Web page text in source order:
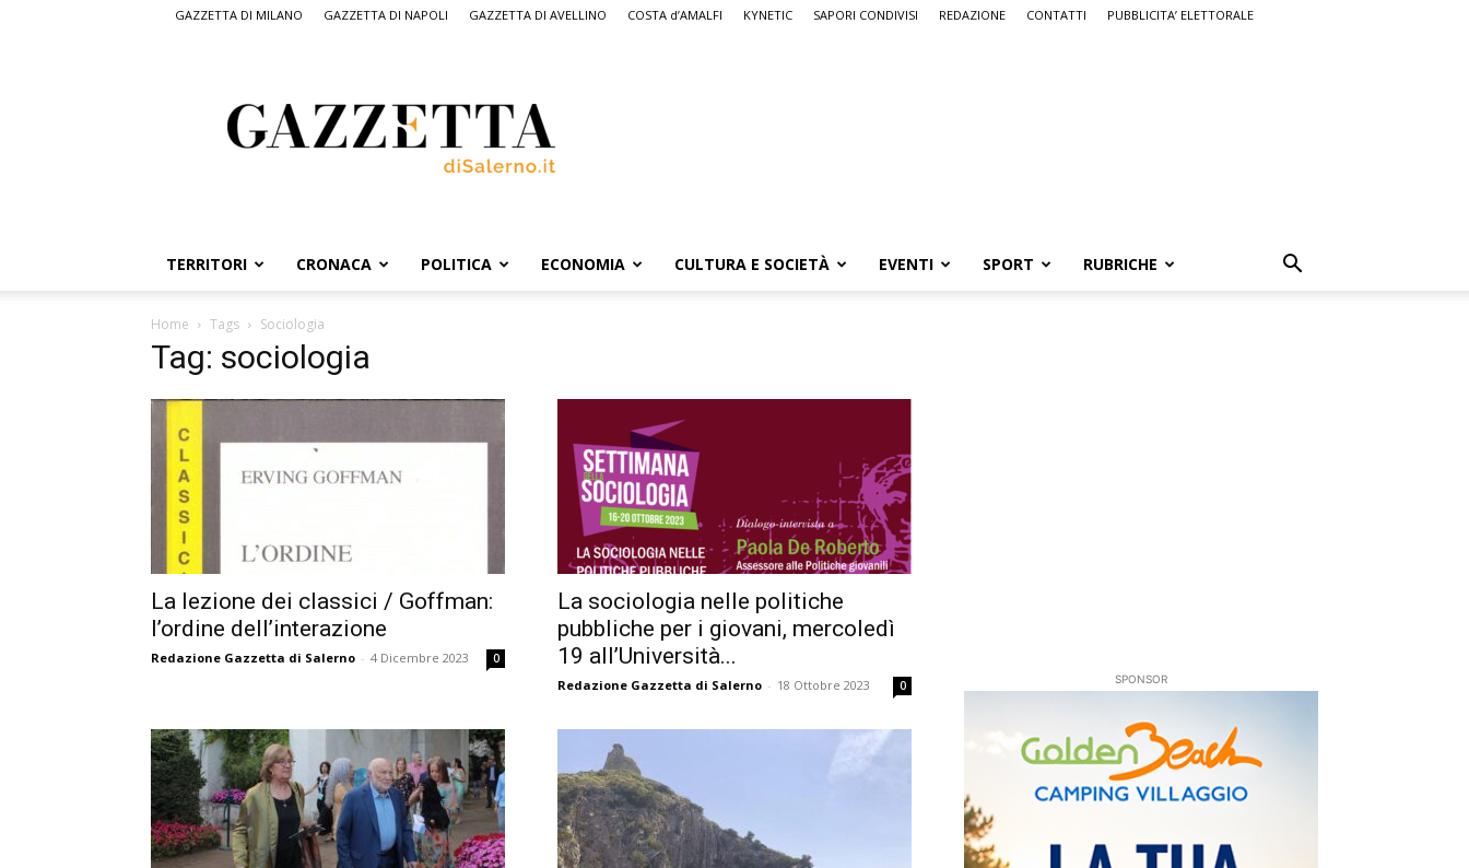
GAZZETTA DI MILANO GAZZETTA DI NAPOLI GAZZETTA DI AVELLINO COSTA d’AMALFI KYNETIC SAPORI CONDIVISI REDAZIONE CONTATTI PUBBLICITA’ ELETTORALE
Salerno,
il
quotidiano
Salerno
TERRITORI CRONACA POLITICA ECONOMIA CULTURA E SOCIETÀ EVENTI SPORT RUBRICHE
Home Tags Sociologia
Tag: sociologia
La lezione dei classici / Goffman:
l’ordine dell’interazione
Redazione Gazzetta di Salerno - 4 Dicembre 2023 0
La sociologia nelle politiche
pubbliche per i giovani, mercoledì
19 all’Università...
Redazione Gazzetta di Salerno - 18 Ottobre 2023 0 SPONSOR